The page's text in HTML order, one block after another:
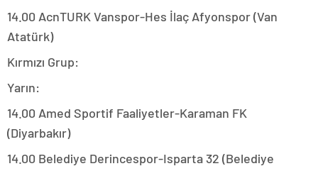
14.00 AcnTURK Vanspor-Hes İlaç Afyonspor (Van
Atatürk)
Kırmızı Grup:
Yarın:
14.00 Amed Sportif Faaliyetler-Karaman FK
(Diyarbakır)
14.00 Belediye Derincespor-Isparta 32 (Belediye